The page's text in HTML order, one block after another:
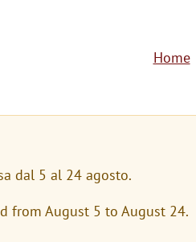
a
n
Home
dal 5 al 24 agosto.
from August 5 to August 24.